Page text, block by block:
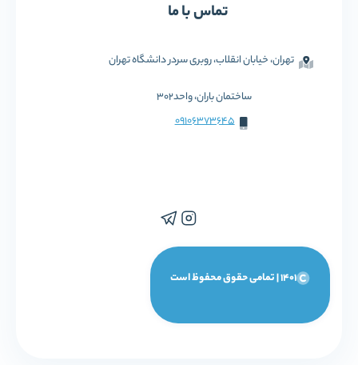
تماس با ما
تهران، خیابان انقلاب، روبری سردر دانشگاه تهران
ساختمان باران، واحد302
09106373645
1401 | تمامی حقوق محفوظ است